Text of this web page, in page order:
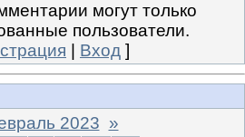
могут только
пользователи.
Вход ]
2023 »